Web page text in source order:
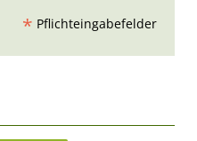
* Pflichteingabefelder